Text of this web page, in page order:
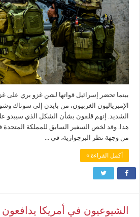
بينما تحضر إسرائيل قواتها لشن غزو بري على
الإمبرياليون الغربيون، من بايدن إلى سوناك
الشديد. إنهم قلقون بشأن الشكل الذي سيبدو
هذا. وقد لخص السفير السابق للمملكة المتحدة
من وجهة نظر البرجوازية، في ...
أكمل القراءة »
الشيوعيون في أمريكا